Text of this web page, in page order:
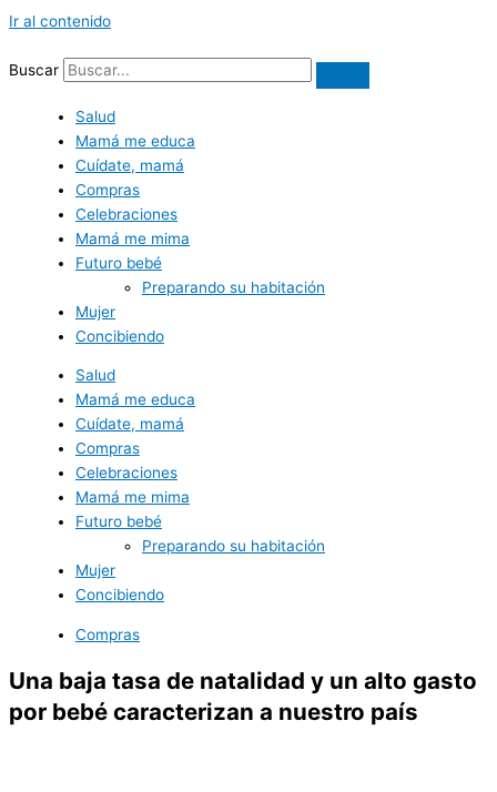
Ir al contenido
Buscar
Salud
Mamá me educa
Cuídate, mamá
Compras
Celebraciones
Mamá me mima
Futuro bebé
Preparando su habitación
Mujer
Concibiendo
Salud
Mamá me educa
Cuídate, mamá
Compras
Celebraciones
Mamá me mima
Futuro bebé
Preparando su habitación
Mujer
Concibiendo
Compras
Una baja tasa de natalidad y un alto gasto
por bebé caracterizan a nuestro país